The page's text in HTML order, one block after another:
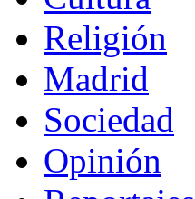
Religión
Madrid
Sociedad
Opinión